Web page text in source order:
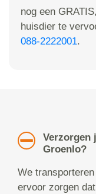
nog een
huisdier te
088-2222001.
Verzorgen
Groenlo?
We
ervoor zorgen